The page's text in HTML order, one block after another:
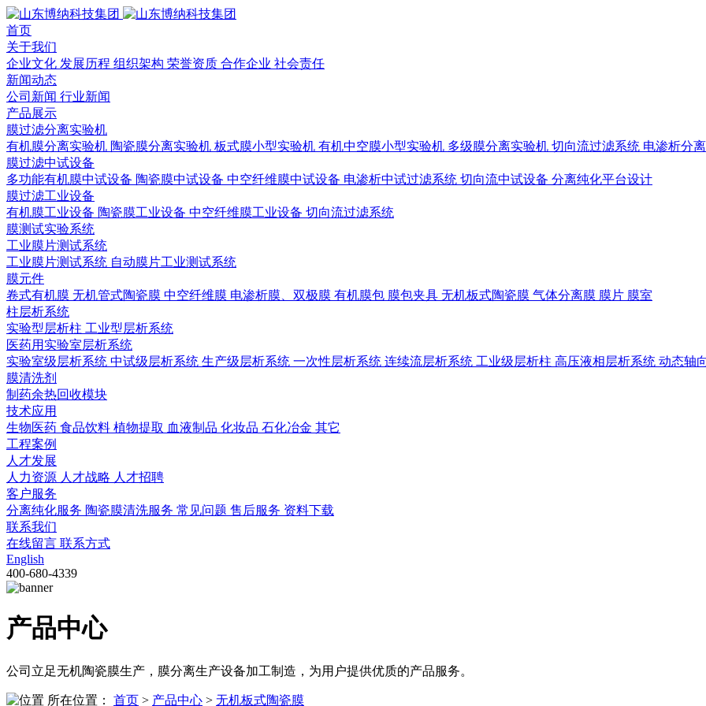
首页
关于我们
企业文化 发展历程 组织架构 荣誉资质 合作企业 社会责任
新闻动态
公司新闻 行业新闻
产品展示
膜过滤分离实验机
有机膜分离实验机 陶瓷膜分离实验机 板式膜小型实验机 有机中空膜小型实验机 多级膜分离实验机 切向流过滤系统 电渗析分
膜过滤中试设备
多功能有机膜中试设备 陶瓷膜中试设备 中空纤维膜中试设备 电渗析中试过滤系统 切向流中试设备 分离纯化平台设计
膜过滤工业设备
有机膜工业设备 陶瓷膜工业设备 中空纤维膜工业设备 切向流过滤系统
膜测试实验系统
工业膜片测试系统
工业膜片测试系统 自动膜片工业测试系统
膜元件
卷式有机膜 无机管式陶瓷膜 中空纤维膜 电渗析膜、双极膜 有机膜包 膜包夹具 无机板式陶瓷膜 气体分离膜 膜片 膜室
柱层析系统
实验型层析柱 工业型层析系统
医药用实验室层析系统
实验室级层析系统 中试级层析系统 生产级层析系统 一次性层析系统 连续流层析系统 工业级层析柱 高压液相层析系统 动态轴
膜清洗剂
制药余热回收模块
技术应用
生物医药 食品饮料 植物提取 血液制品 化妆品 石化冶金 其它
工程案例
人才发展
人力资源 人才战略 人才招聘
客户服务
分离纯化服务 陶瓷膜清洗服务 常见问题 售后服务 资料下载
联系我们
在线留言 联系方式
English
400-680-4339
产品中心
公司立足无机陶瓷膜生产，膜分离生产设备加工制造，为用户提供优质的产品服务。
所在位置： 首页 > 产品中心 > 无机板式陶瓷膜